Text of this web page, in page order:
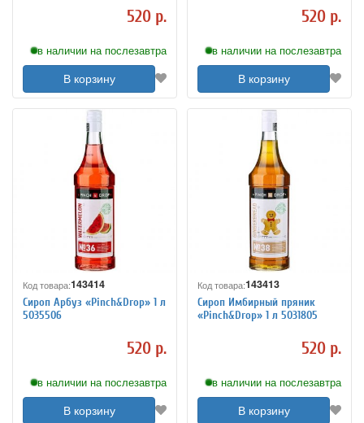
520 р.
в наличии на послезавтра
В корзину
520 р.
в наличии на послезавтра
В корзину
Код товара:143414
Сироп Арбуз «Pinch&Drop» 1 л
5035506
520 р.
в наличии на послезавтра
В корзину
Код товара:143413
Сироп Имбирный пряник
«Pinch&Drop» 1 л 5031805
520 р.
в наличии на послезавтра
В корзину